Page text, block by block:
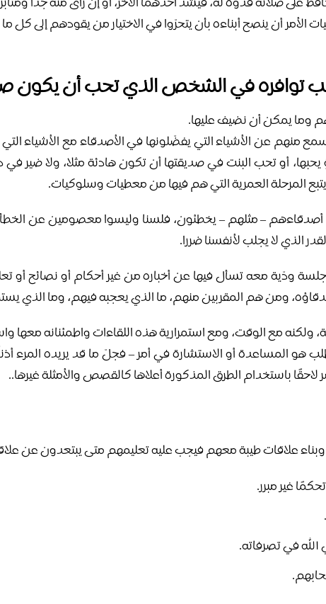
الأمر أن ينصح أبناءه بأن يتحرّوا في الاختيار من يقودهم
توافره في الشخص الذي تحب أن يكون
وما يمكن أن نضيف عليها.
منهم عن الأشياء التي يفضّلونها في الأصدقاء مع الأشياء
أو تحب البنت في صديقتها أن تكون هادئة مثلا، ولا ضير
المرحلة العمرية التي هم فيها من معطيات وسلوكيات.
أصدقاءهم – مثلهم – يخطئون، فلسنا وليسوا معصومين عن
الذي لا يجلب لأنفسنا ضررا.
ودّية معه تسأل فيها عن أخباره من غير أحكام أو نصائح أو
ومن هم المقربين منهم، ما الذي يعجبه فيهم، وما الذي
ولكنه مع الوقت، ومع استمرارية هذه اللقاءات واطمئنانه
هو المساعدة أو الاستشارة في أمر – فجلّ ما قد يريده المرء
باستخدام الطرق المذكورة أعلاها كالقصص والأمثلة غيرها..
علاقات طيبة معهم فيجب عليه تعليمهم متى يبتعدون عن
غير مبرر.
في تصرفاته.